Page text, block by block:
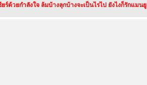
ร์ด้วยกำลังใจ ล้มบ้างลุกบ้างจะเป็นไรไป ยังไงก็รักแมนยู